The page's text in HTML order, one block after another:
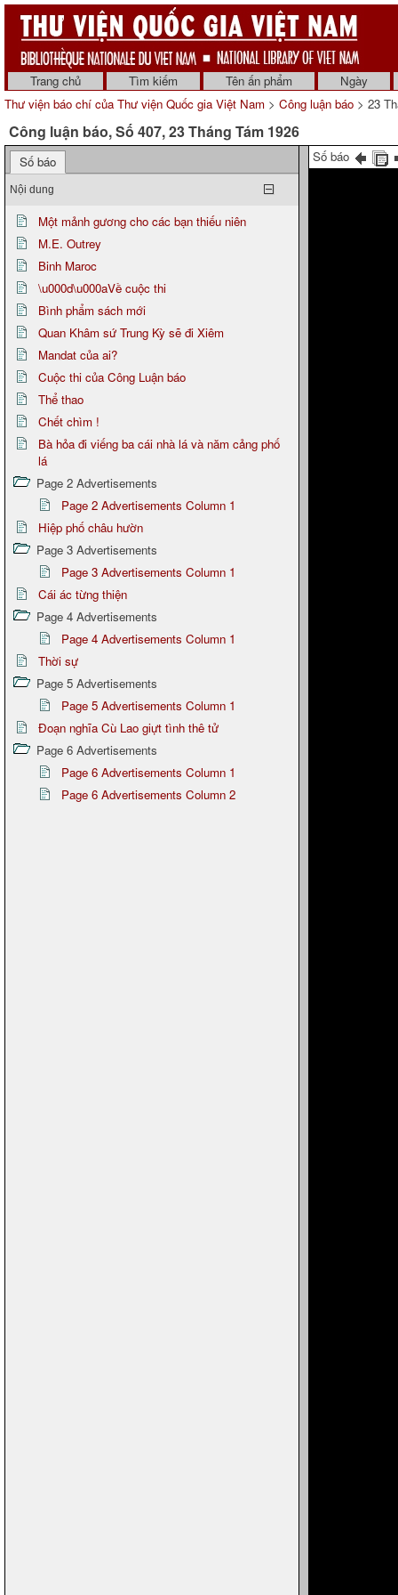
Trang chủ Tìm kiếm Tên ấn phẩm
Ngày
Thư viện báo chí của Thư viện Quốc gia Việt Nam > Công luận báo > 23
Công luận báo, Số 407, 23 Tháng Tám 1926
Số báo
Nội dung
Một mảnh gương cho các bạn thiếu niên
M.E. Outrey
Binh Maroc
\u000d\u000aVề cuộc thi
Bình phẩm sách mới
Quan Khâm sứ Trung Kỳ sẽ đi Xiêm
Mandat của ai?
Cuộc thi của Công Luận báo
Thể thao
Chết chìm !
Bà hỏa đi viếng ba cái nhà lá và năm cảng phố
lá
Page 2 Advertisements
Page 2 Advertisements Column 1
Hiệp phố châu hườn
Page 3 Advertisements
Page 3 Advertisements Column 1
Cái ác từng thiện
Page 4 Advertisements
Page 4 Advertisements Column 1
Thời sự
Page 5 Advertisements
Page 5 Advertisements Column 1
Đoạn nghĩa Cù Lao giựt tình thê tử
Page 6 Advertisements
Page 6 Advertisements Column 1
Page 6 Advertisements Column 2
Số báo